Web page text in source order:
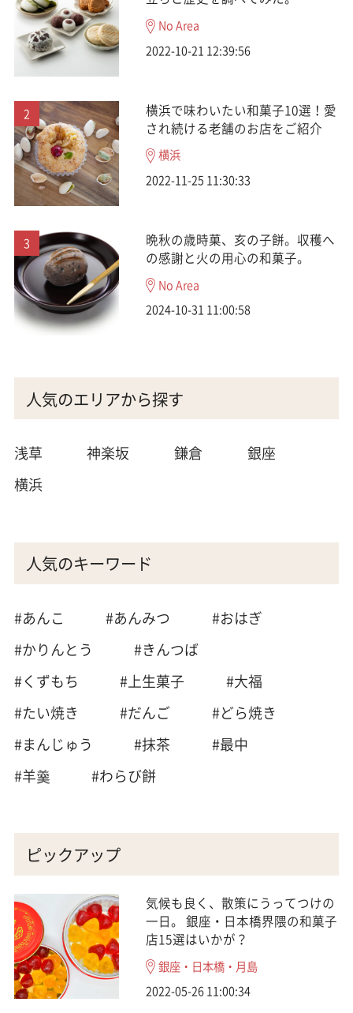
No Area
2022-10-21 12:39:56
横浜で味わいたい和菓子10選！愛
され続ける老舗のお店をご紹介
横浜
2022-11-25 11:30:33
晩秋の歳時菓、亥の子餅。収穫へ
の感謝と火の用心の和菓子。
No Area
2024-10-31 11:00:58
人気のエリアから探す
浅草 神楽坂 鎌倉
銀座
横浜
人気のキーワード
#あんこ #あんみつ
#おはぎ
#かりんとう
#きんつば
#くずもち
#上生菓子
#大福
#たい焼き
#だんご
#どら焼き
#まんじゅう
#抹茶
#最中
#羊羹
#わらび餅
ピックアップ
気候も良く、散策にうってつけの
一日。 銀座・日本橋界隈の和菓子
店15選はいかが？
銀座・日本橋・月島
2022-05-26 11:00:34